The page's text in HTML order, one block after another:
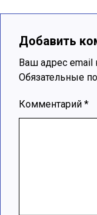
Добавить
Ваш адрес email
Обязательные
Комментарий *